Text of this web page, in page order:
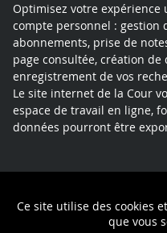
Ce site utilise des cookies
que vous
Optimisez votre
compte personnel : gestion
abonnements, prise de
page consultée, création
enregistrement de vos
Le site internet de la Cour
espace de travail en ligne,
données pourront être
Politique